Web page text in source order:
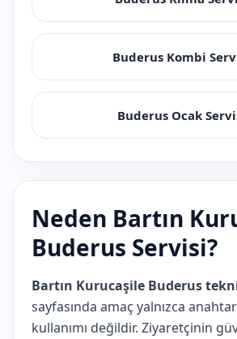
Buderus Kombi
Buderus Ocak
Neden Bartın
Buderus Servisi?
Bartın Kurucaşile Buderus
sayfasında amaç yalnızca
kullanımı değildir. Ziyaretçinin